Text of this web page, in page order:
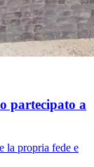
partecipato a
la propria fede e